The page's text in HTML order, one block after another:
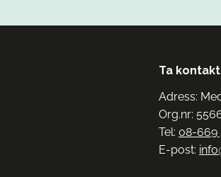
Ta kontakt
Adress:
Org.nr:
Tel: 08-669
E-post: